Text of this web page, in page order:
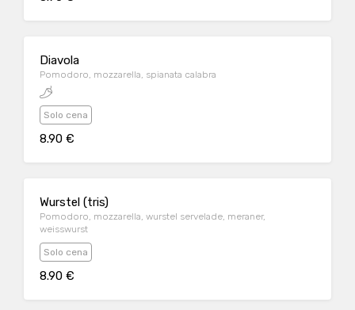
Diavola
Pomodoro, mozzarella, spianata calabra
Solo cena
8.90 €
Wurstel (tris)
Pomodoro, mozzarella, wurstel servelade, meraner,
weisswurst
Solo cena
8.90 €